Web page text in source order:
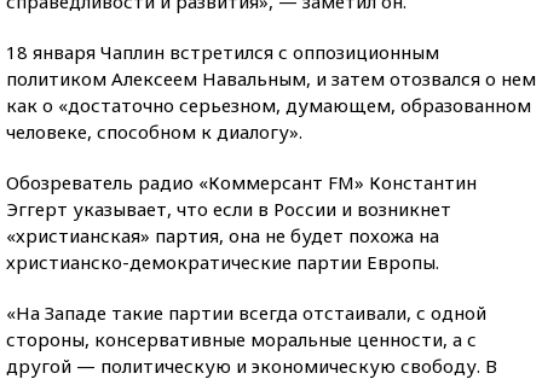
18 января Чаплин встретился с оппозиционным
политиком Алексеем Навальным, и затем отозвался о нем
как о «достаточно серьезном, думающем, образованном
человеке, способном к диалогу».
Обозреватель радио «Коммерсант FM» Константин
Эггерт указывает, что если в России и возникнет
«христианская» партия, она не будет похожа на
христианско-демократические партии Европы.
«На Западе такие партии всегда отстаивали, с одной
стороны, консервативные моральные ценности, а с
другой — политическую и экономическую свободу. В